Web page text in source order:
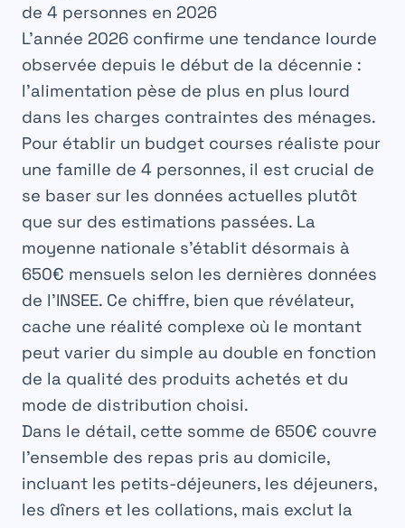
de 4 personnes en 2026
L’année 2026 confirme une tendance lourde
observée depuis le début de la décennie :
l’alimentation pèse de plus en plus lourd
dans les charges contraintes des ménages.
Pour établir un budget courses réaliste pour
une famille de 4 personnes, il est crucial de
se baser sur les données actuelles plutôt
que sur des estimations passées. La
moyenne nationale s’établit désormais à
650€ mensuels selon les dernières données
de l’INSEE. Ce chiffre, bien que révélateur,
cache une réalité complexe où le montant
peut varier du simple au double en fonction
de la qualité des produits achetés et du
mode de distribution choisi.
Dans le détail, cette somme de 650€ couvre
l’ensemble des repas pris au domicile,
incluant les petits-déjeuners, les déjeuners,
les dîners et les collations, mais exclut la